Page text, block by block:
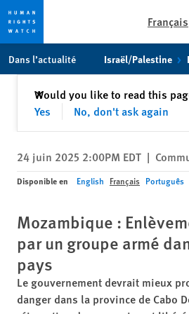
toto
content
Français
Dans l’actualité Israël/Palestine
Would you like to read this
Yes
No, don't ask again
✕Fermer
24 juin 2025 2:00PM EDT |
Disponible en English Français Português
Mozambique :
par un groupe armé
pays
Le gouvernement devrait mieux
danger dans la province de Cabo